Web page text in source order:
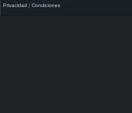
Privacidad
Condiciones